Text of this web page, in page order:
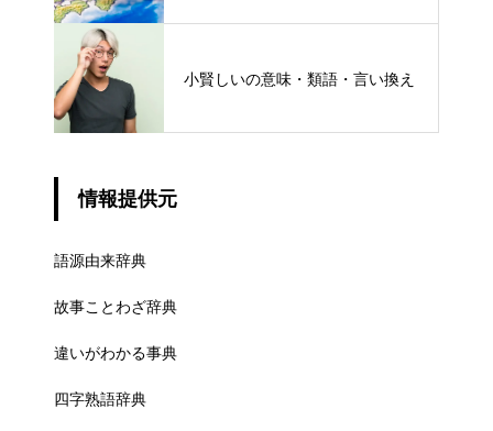
小賢しいの意味・類語・言い換え
情報提供元
語源由来辞典
故事ことわざ辞典
違いがわかる事典
四字熟語辞典